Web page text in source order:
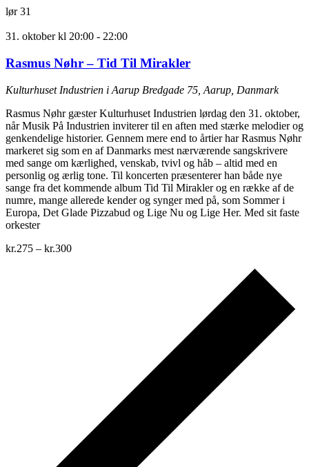
lør31
31. oktober kl 20:00 - 22:00
Rasmus Nøhr – Tid Til Mirakler
Kulturhuset Industrien i Aarup Bredgade 75, Aarup, Danmark
Rasmus Nøhr gæster Kulturhuset Industrien lørdag den 31. oktober,
når Musik På Industrien inviterer til en aften med stærke melodier og
genkendelige historier. Gennem mere end to årtier har Rasmus Nøhr
markeret sig som en af Danmarks mest nærværende sangskrivere
med sange om kærlighed, venskab, tvivl og håb – altid med en
personlig og ærlig tone. Til koncerten præsenterer han både nye
sange fra det kommende album Tid Til Mirakler og en række af de
numre, mange allerede kender og synger med på, som Sommer i
Europa, Det Glade Pizzabud og Lige Nu og Lige Her. Med sit faste
orkester
kr.275 – kr.300